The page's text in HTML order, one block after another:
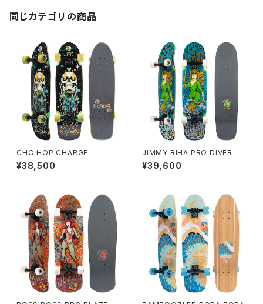
同じカテゴリの商品
CHO HOP CHARGE
¥38,500
JIMMY RIHA PRO DIVER
¥39,600